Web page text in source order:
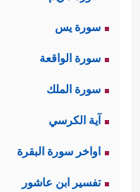
سورة يس
سورة الواقعة
سورة الملك
آية الكرسي
اواخر سورة البقرة
تفسير ابن عاشور